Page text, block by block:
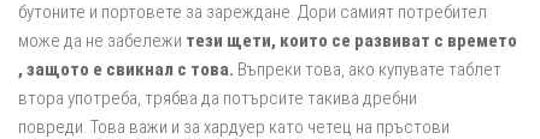
бутоните и портовете за зареждане. Дори самият потребител
може да не забележи тези щети, които се развиват с времето
, защото е свикнал с това. Въпреки това, ако купувате таблет
втора употреба, трябва да потърсите такива дребни
повреди. Това важи и за хардуер като четец на пръстови